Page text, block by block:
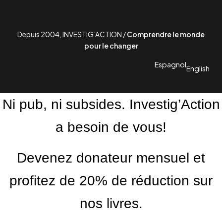
Depuis 2004, INVESTIG’ACTION /Comprendre le monde
pour le changer
EspagnolEnglish
Ni pub, ni subsides. Investig’Action
a besoin de vous!
Devenez donateur mensuel et
profitez de 20% de réduction sur
nos livres.